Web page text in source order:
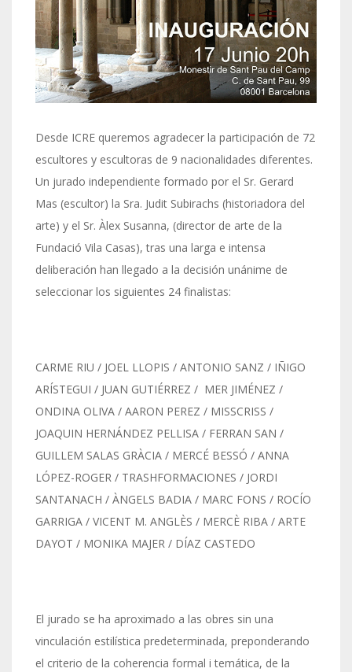
Desde ICRE queremos agradecer la participación de 72
escultores y escultoras de 9 nacionalidades diferentes.
Un jurado independiente formado por el Sr. Gerard
Mas (escultor) la Sra. Judit Subirachs (historiadora del
arte) y el Sr. Àlex Susanna, (director de arte de la
Fundació Vila Casas), tras una larga e intensa
deliberación han llegado a la decisión unánime de
seleccionar los siguientes 24 finalistas:
CARME RIU / JOEL LLOPIS / ANTONIO SANZ / IÑIGO
ARÍSTEGUI / JUAN GUTIÉRREZ / MER JIMÉNEZ /
ONDINA OLIVA / AARON PEREZ / MISSCRISS /
JOAQUIN HERNÁNDEZ PELLISA / FERRAN SAN /
GUILLEM SALAS GRÀCIA / MERCÉ BESSÓ / ANNA
LÓPEZ-ROGER / TRASHFORMACIONES / JORDI
SANTANACH / ÀNGELS BADIA / MARC FONS / ROCÍO
GARRIGA / VICENT M. ANGLÈS / MERCÈ RIBA / ARTE
DAYOT / MONIKA MAJER / DÍAZ CASTEDO
El jurado se ha aproximado a las obres sin una
vinculación estilística predeterminada, preponderando
el criterio de la coherencia formal i temática, de la